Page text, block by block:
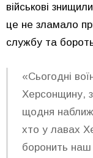
військові
це не зламало
службу та
«Сьогодні
Херсонщину,
щодня
хто у лавах
боронить наш